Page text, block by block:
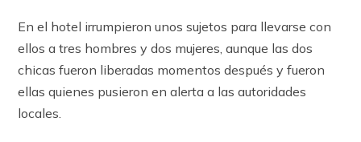
En el hotel irrumpieron unos sujetos para llevarse con
ellos a tres hombres y dos mujeres, aunque las dos
chicas fueron liberadas momentos después y fueron
ellas quienes pusieron en alerta a las autoridades
locales.